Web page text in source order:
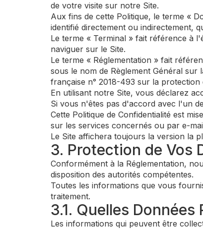
de votre visite sur notre Site.
Aux fins de cette Politique, le terme «
identifié directement ou indirectement,
Le terme « Terminal » fait référence à
naviguer sur le Site.
Le terme « Réglementation » fait
sous le nom de Règlement Général
française n° 2018-493 sur la protection
En utilisant notre Site, vous déclarez
Si vous n'êtes pas d'accord avec l'un
Cette Politique de Confidentialité est
sur les services concernés ou par e-
Le Site affichera toujours la version la
3. Protection de Vos
Conformément à la Réglementation,
disposition des autorités compétentes.
Toutes les informations que vous
traitement.
3.1. Quelles
Les informations qui peuvent être